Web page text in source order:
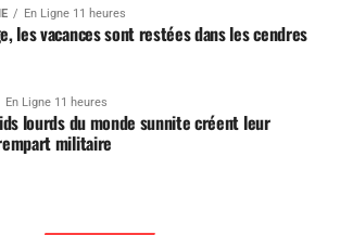
En Ligne 11 heures
les vacances sont restées dans les cendres
En Ligne 11 heures
lourds du monde sunnite créent leur
militaire